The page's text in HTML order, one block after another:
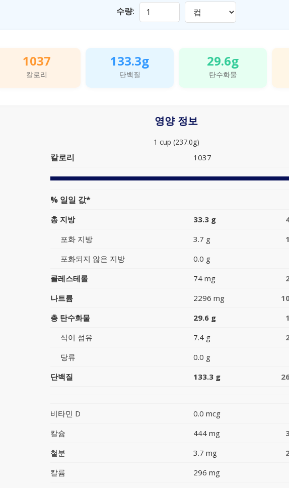
수량:
1037
칼로리
133.3g
단백질
29.6g
탄수화물
영양 정보
1 cup (237.0g)
칼로리 1037
% 일일 값*
총 지방 33.3 g
포화 지방
3.7 g
포화되지 않은 지방
0.0 g
콜레스테롤
74 mg
나트륨
2296 mg
총 탄수화물
29.6 g
식이 섬유
7.4 g
당류
0.0 g
단백질
133.3 g
비타민 D
0.0 mcg
칼슘
444 mg
철분
3.7 mg
칼륨
296 mg